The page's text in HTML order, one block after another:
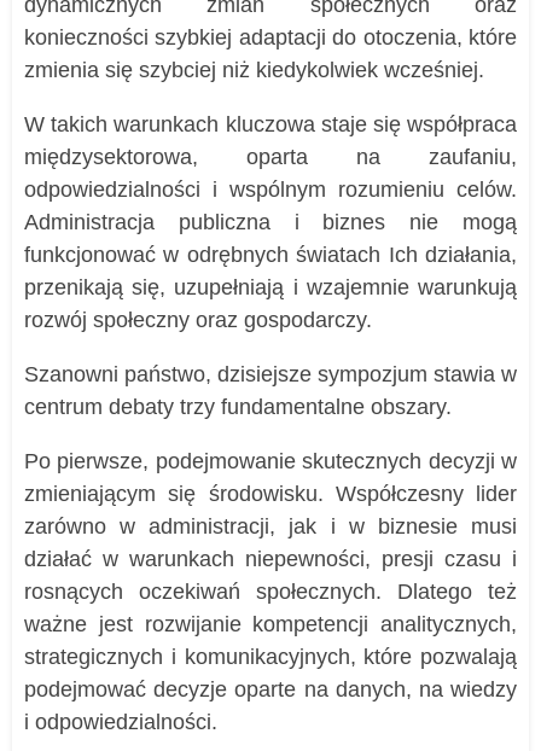
dynamicznych zmian społecznych oraz
konieczności szybkiej adaptacji do otoczenia, które
zmienia się szybciej niż kiedykolwiek wcześniej.
W takich warunkach kluczowa staje się współpraca
międzysektorowa, oparta na zaufaniu,
odpowiedzialności i wspólnym rozumieniu celów.
Administracja publiczna i biznes nie mogą
funkcjonować w odrębnych światach Ich działania,
przenikają się, uzupełniają i wzajemnie warunkują
rozwój społeczny oraz gospodarczy.
Szanowni państwo, dzisiejsze sympozjum stawia w
centrum debaty trzy fundamentalne obszary.
Po pierwsze, podejmowanie skutecznych decyzji w
zmieniającym się środowisku. Współczesny lider
zarówno w administracji, jak i w biznesie musi
działać w warunkach niepewności, presji czasu i
rosnących oczekiwań społecznych. Dlatego też
ważne jest rozwijanie kompetencji analitycznych,
strategicznych i komunikacyjnych, które pozwalają
podejmować decyzje oparte na danych, na wiedzy
i odpowiedzialności.